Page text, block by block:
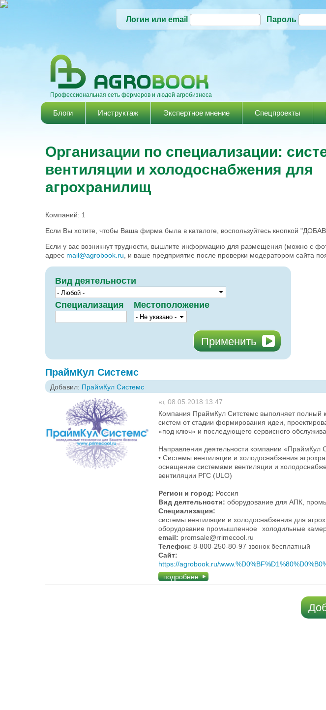
Логин или email Пароль
Профессиональная сеть фермеров и людей агробизнеса
Главное меню
Блоги Инструктаж Экспертное мнение Спецпроекты
Организации по специализации:
вентиляции и холодоснабжения для
агрохранилищ
Компаний: 1
Если Вы хотите, чтобы Ваша фирма была в каталоге, воспользуйтесь кнопкой
Если у вас возникнут трудности, вышлите информацию для размещения (можно с
адрес mail@agrobook.ru , и ваше предприятие после проверки модератором сайта
Вид деятельности
Специализация Местоположение
ПраймКул Системс
Добавил: ПраймКул Системс
вт, 08.05.2018 13:47
Компания ПраймКул Ситстемс выполняет полный
систем от стадии формирования идеи,
«под ключ» и последующего сервисного
Направления деятельности компании «ПраймКул
• Системы вентиляции и холодоснабжения
оснащение системами вентиляции и
вентиляции РГС (ULO)
Регион и город: Россия
Вид деятельности: оборудование для АПК,
Специализация:
системы вентиляции и холодоснабжения для
оборудование промышленное
холодильные
email: promsale@rrimecool.ru
Телефон: 8-800-250-80-97 звонок бесплатный
Сайт:
https://agrobook.ru/
подробнее